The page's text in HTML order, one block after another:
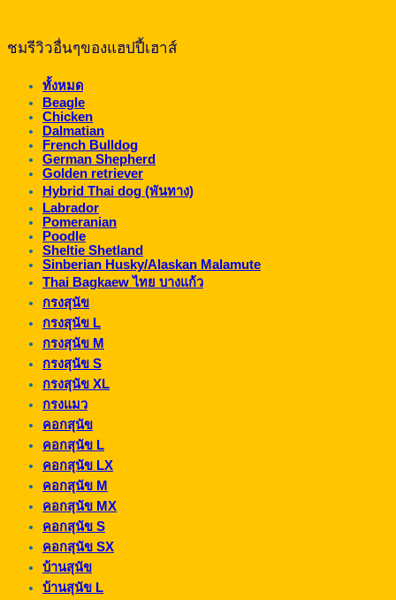
ชมรีวิวอื่นๆของแฮปปี้เฮาส์
ทั้งหมด
Beagle
Chicken
Dalmatian
French Bulldog
German Shepherd
Golden retriever
Hybrid Thai dog (พันทาง)
Labrador
Pomeranian
Poodle
Sheltie Shetland
Sinberian Husky/Alaskan Malamute
Thai Bagkaew ไทย บางแก้ว
กรงสุนัข
กรงสุนัข L
กรงสุนัข M
กรงสุนัข S
กรงสุนัข XL
กรงแมว
คอกสุนัข
คอกสุนัข L
คอกสุนัข LX
คอกสุนัข M
คอกสุนัข MX
คอกสุนัข S
คอกสุนัข SX
บ้านสุนัข
บ้านสุนัข L